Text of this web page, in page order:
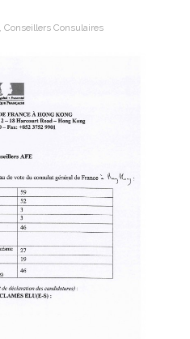
Conseillers Consulaires